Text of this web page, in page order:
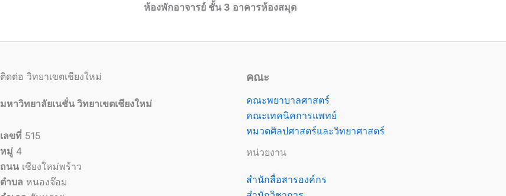
ห้องพักอาจารย์ ชั้น 3 อาคารห้องสมุด
ติดต่อ วิทยาเขตเชียงใหม่
มหาวิทยาลัยเนชั่น วิทยาเขตเชียงใหม่
เลขที่ 515
หมู่4
ถนนเชียงใหม่พร้าว
ตำบล หนองจ๊อม
คณะ
คณะพยาบาลศาสตร์
คณะเทคนิคการแพทย์
หมวดศิลปศาสตร์และวิทยาศาสตร์
หน่วยงาน
สำนักสื่อสารองค์กร